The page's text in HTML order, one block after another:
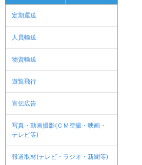
定期運送
人員輸送
物資輸送
遊覧飛行
宣伝広告
写真・動画撮影(ＣＭ空撮・映画・
テレビ等)
報道取材(テレビ・ラジオ・新聞等)